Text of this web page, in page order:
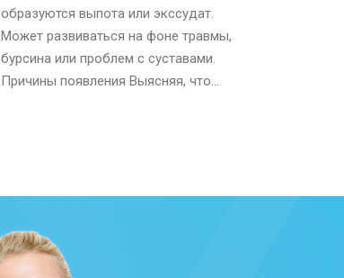
образуются выпота или экссудат.
Может развиваться на фоне травмы,
бурсина или проблем с суставами.
Причины появления Выясняя, что...